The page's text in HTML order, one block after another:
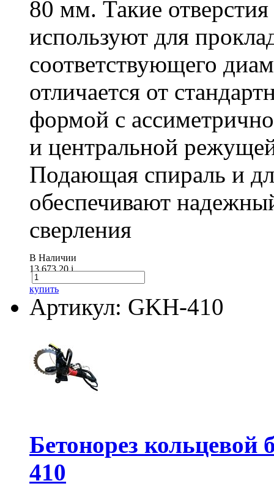
80 мм. Такие
используют для
соответствующего
отличается от
формой с
и центральной
Подающая спираль и
обеспечивают
сверления
В Наличии
13 673.20i
купить
Артикул: GKH-410
Бетонорез
410